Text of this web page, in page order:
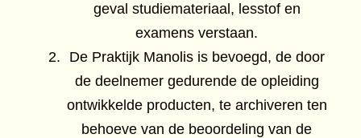
geval studiemateriaal, lesstof en
examens verstaan.
De Praktijk Manolis is bevoegd, de door
de deelnemer gedurende de opleiding
ontwikkelde producten, te archiveren ten
behoeve van de beoordeling van de